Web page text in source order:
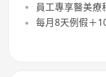
員工專享醫美療
每月8天例假＋